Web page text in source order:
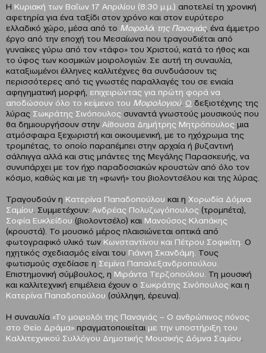
Η Κυριακή των Βαΐων 17 Απριλίου (8:30 μ.μ.) αποτελεί τη χρονική
αφετηρία για ένα ταξίδι στον χρόνο και στον ευρύτερο
ελλαδικό χώρο, μέσα από το Μοιρολόι της Παναγιάς, ένα έμμετρο
έργο από την εποχή του Μεσαίωνα που τραγουδιέται από
γυναίκες γύρω από τον «τάφο» του Χριστού, κατά το ήθος και
το ύφος των κοσμικών μοιρολογιών. Σε αυτή τη συναυλία,
καταξιωμένοι έλληνες καλλιτέχνες θα συνδυάσουν τις
περισσότερες από τις γνωστές παραλλαγές του σε ενιαία
αφηγηματική μορφή, επιχειρώντας για πρώτη φορά να
αποδώσουν όλο το κείμενο του Μοιρολογιού. Ο δεξιοτέχνης της
λύρας Σωκράτης Σινόπουλος συναντά γνωστούς μουσικούς που
θα δημιουργήσουν στην Αίθουσα Δημήτρης Μητρόπουλος μια
ατμόσφαιρα ξεχωριστή και οικουμενική, με το ηχόχρωμα της
τρομπέτας, το οποίο παραπέμπει στην αρχαία ή βυζαντινή
σάλπιγγα αλλά και στις μπάντες της Μεγάλης Παρασκευής, να
συνυπάρχει με τον ήχο παραδοσιακών κρουστών από όλο τον
κόσμο, καθώς και με τη «φωνή» του βιολοντσέλου και της λύρας.
Τραγουδούν η Κατερίνα Παπαδοπούλου και η Χορωδία Δόμνα
Σαμίου . Συμμετέχουν: Ανδρέας Πολυζωγόπουλος (τρομπέτα),
Σοφία Ευκλείδου (βιολοντσέλο) και Μανούσος Κλαπάκης
(κρουστά). Το μουσικό μέρος πλαισιώνεται οπτικά από
φωτογραφικό υλικό των Κωνσταντίνου και Πέτρου Σοφικίτη. Ο
ηχητικός σχεδιασμός είναι του Γιάννη Σκανδάμη. Τους
φωτισμούς σχεδίασε η Σεμίνα Παπαλεξανδροπούλου.
Επιστημονική σύμβουλος, η Μιράντα Τερζοπούλου. Τη μουσική
και καλλιτεχνική επιμέλεια έχουν ο Σωκράτης Σινόπουλος και η
Κατερίνα Παπαδοπούλου (σύλληψη, έρευνα).
Η συναυλία «Το μοιρολόι της Παναγιάς – Ο ανθρώπινος πόνος
στο Θείο Δράμα» πραγματοποιείται με την υποστήριξη του
Καλλιτεχνικού Συλλόγου Δημοτικής Μουσικής Δόμνα Σαμίου